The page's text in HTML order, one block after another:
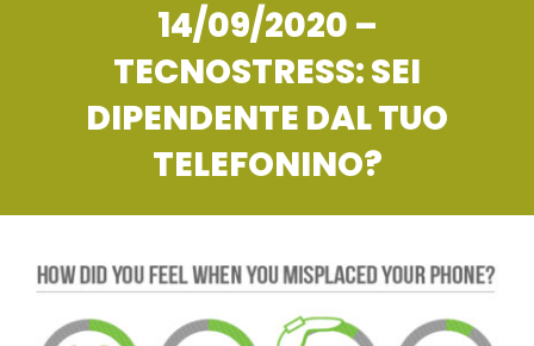
CHI SIAMO
PROFESSIONISTI
SERVIZI
FORMAZIONE
14/09/2020 –
TECNOSTRESS: SEI
DIPENDENTE DAL TUO
TELEFONINO?
Ingrandisci
immagine